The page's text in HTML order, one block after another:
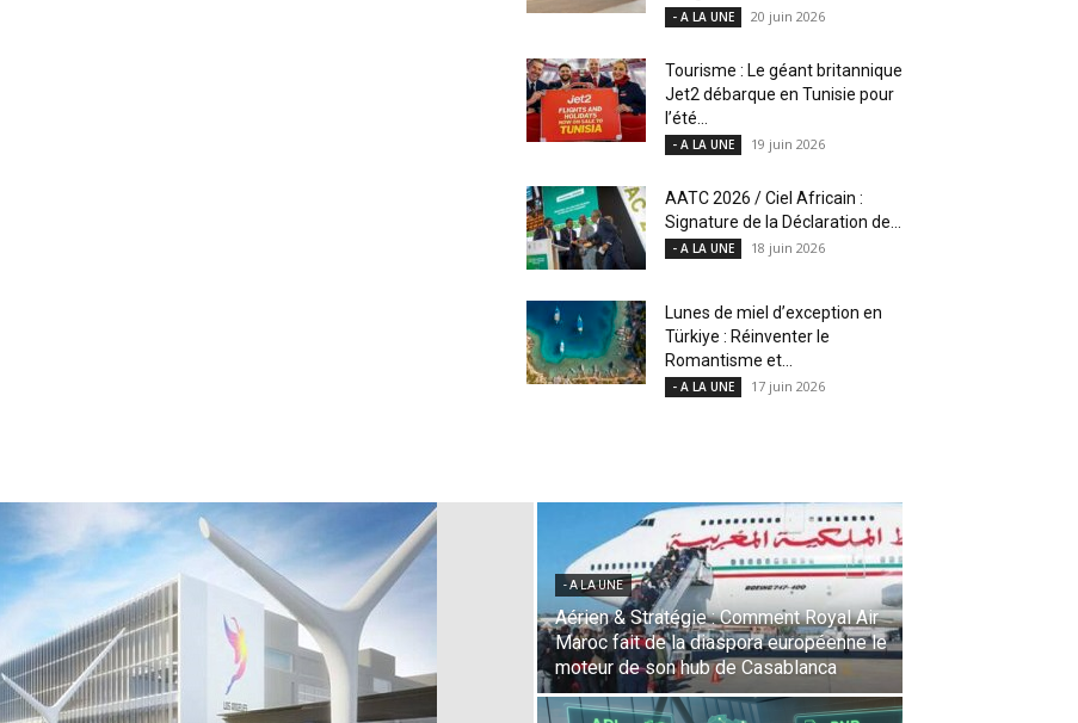
- A LA UNE 20 juin 2026
Tourisme : Le géant britannique
Jet2 débarque en Tunisie pour
l’été...
- A LA UNE 19 juin 2026
AATC 2026 / Ciel Africain :
Signature de la Déclaration de...
- A LA UNE 18 juin 2026
Lunes de miel d’exception en
Türkiye : Réinventer le
Romantisme et...
- A LA UNE 17 juin 2026
- A LA UNE
Une Révolution Stratégique à l’IATA :
Saadia Zahidi nommée Directrice
Générale